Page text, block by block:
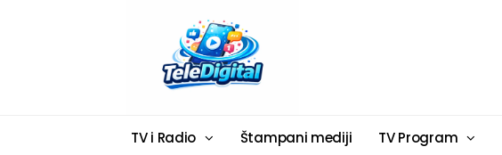
TV i Radio Štampani mediji TV Program